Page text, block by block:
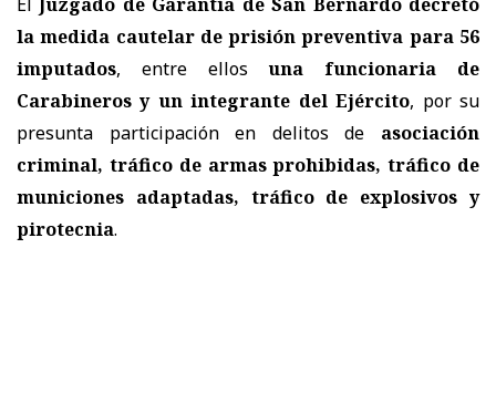
la medida cautelar de prisión preventiva para 56
imputados, entre ellosuna funcionaria de
Carabineros y un integrante del Ejército, por su
presunta participación en delitos de asociación
criminal, tráfico de armas prohibidas, tráfico de
municiones adaptadas, tráfico de explosivos y
pirotecnia.